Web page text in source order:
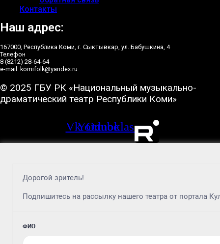
Контакты
Наш адрес:
167000, Республика Коми, г. Сыктывкар, ул. Бабушкина, 4
Телефон
8 (8212) 28-64-64
e-mail: komifolk@yandex.ru
© 2025 ГБУ РК «Национальный музыкально-
драматический театр Республики Коми»
VkYoutube
Odnoklassniki